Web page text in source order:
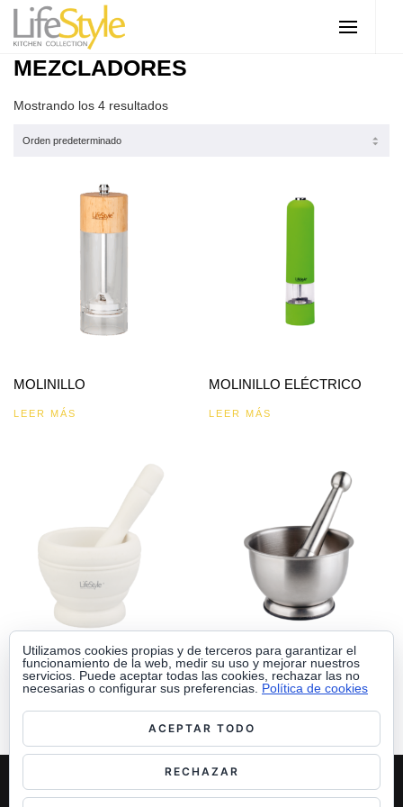
MEZCLADORES
Mostrando los 4 resultados
MOLINILLO
LEER MÁS
MOLINILLO ELÉCTRICO
LEER MÁS
MORTERO + MAZA
MORTERO + MAZA
INOXIDABLE
LEER MÁS
PENINSULA 2000 S.A.
POL. INDUS. MURGA-AIALA, PARCELA B-21. 01479 MURGA (ÁLAVA)
TEL: 945 891 733 / FAX: 945 891 766
Utilizamos cookies propias y de terceros para garantizar el
funcionamiento de la web, medir su uso y mejorar nuestros
servicios. Puede aceptar todas las cookies, rechazar las no
necesarias o configurar sus preferencias. Política de cookies
ACEPTAR TODO
RECHAZAR